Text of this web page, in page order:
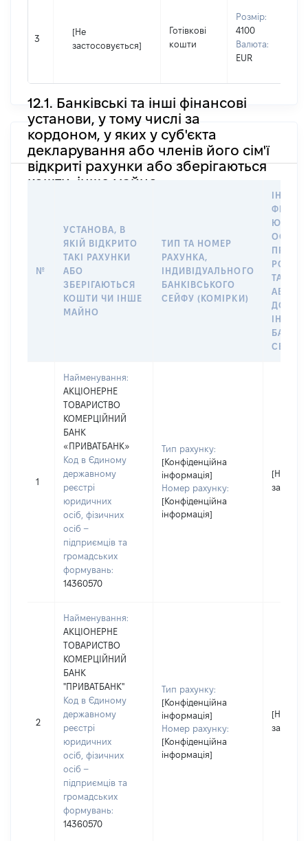
3
[Не
застосовується]
Готівкові
кошти
Розмір:
4100
Валюта:
EUR
12.1. Банківські та інші фінансові
установи, у тому числі за
кордоном, у яких у суб'єкта
декларування або членів його сім'ї
відкриті рахунки або зберігаються
кошти, інше майно
№
УСТАНОВА, В
ЯКІЙ ВІДКРИТО
ТАКІ РАХУНКИ
АБО
ЗБЕРІГАЮТЬСЯ
КОШТИ ЧИ ІНШЕ
МАЙНО
ТИП ТА НОМЕР
РАХУНКА,
ІНДИВІДУАЛЬНОГО
БАНКІВСЬКОГО
СЕЙФУ (КОМІРКИ)
ПРАВО
ТАКИМ
АБО
ДО
СЕЙФУ
1
Найменування:
АКЦІОНЕРНЕ
ТОВАРИСТВО
КОМЕРЦІЙНИЙ
БАНК
«ПРИВАТБАНК»
Код в Єдиному
державному
реєстрі
юридичних
осіб, фізичних
осіб –
підприємців та
громадських
формувань:
14360570
Тип рахунку:
[Конфіденційна
інформація]
Номер рахунку:
[Конфіденційна
інформація]
[Не
2
Найменування:
АКЦІОНЕРНЕ
ТОВАРИСТВО
КОМЕРЦІЙНИЙ
БАНК
"ПРИВАТБАНК"
Код в Єдиному
державному
реєстрі
юридичних
осіб, фізичних
осіб –
підприємців та
громадських
формувань:
14360570
Тип рахунку:
[Конфіденційна
інформація]
Номер рахунку:
[Конфіденційна
інформація]
[Не